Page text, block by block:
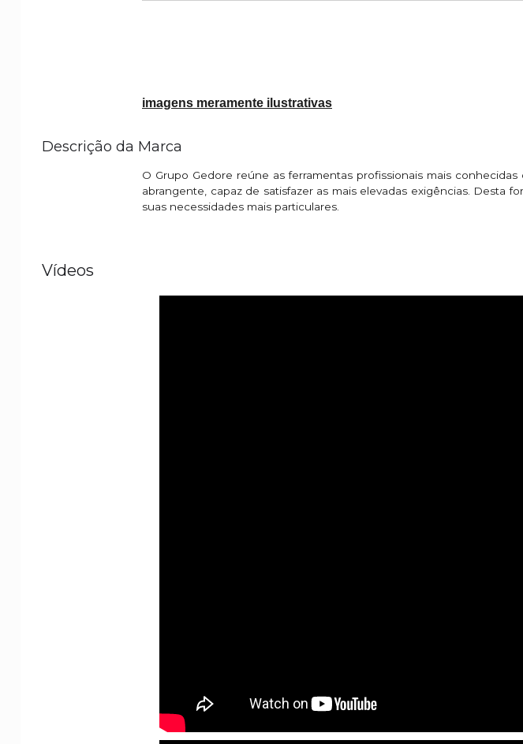
imagens meramente ilustrativas
Descrição da Marca
O Grupo Gedore reúne as ferramentas profissionais mais
abrangente, capaz de satisfazer as mais elevadas exigências. Desta
suas necessidades mais particulares.
Vídeos